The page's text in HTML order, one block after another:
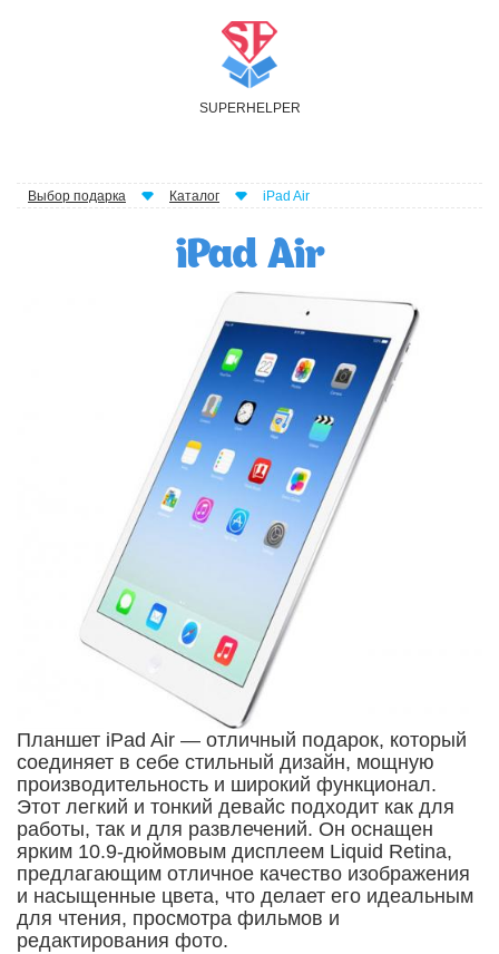
SUPER H ELPER
Выбор подарка Каталог iPad Air
iPad Air
Планшет iPad Air — отличный подарок, который
соединяет в себе стильный дизайн, мощную
производительность и широкий функционал.
Этот легкий и тонкий девайс подходит как для
работы, так и для развлечений. Он оснащен
ярким 10.9-дюймовым дисплеем Liquid Retina,
предлагающим отличное качество изображения
и насыщенные цвета, что делает его идеальным
для чтения, просмотра фильмов и
редактирования фото.